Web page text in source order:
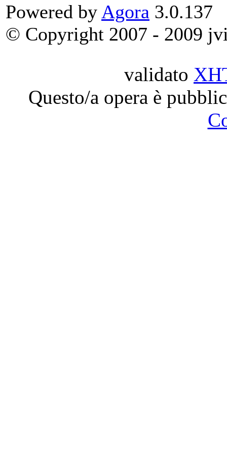
Powered by Agora 3.0.137
© Copyright 2007 - 2009
validato
Questo/a opera è